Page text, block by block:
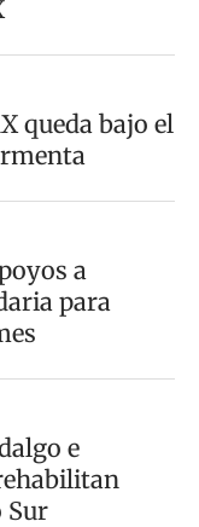
queda bajo el
a
para
e
Sur